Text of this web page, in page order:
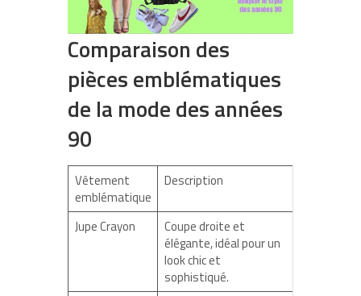
Comparaison des
pièces emblématiques
de la mode des années
90
Vêtement
emblématique
Description
Jupe Crayon
Coupe droite et
élégante, idéal pour un
look chic et
sophistiqué.